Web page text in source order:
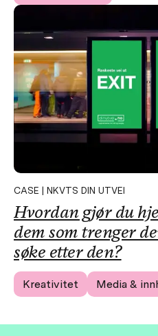
CASE | NKVTS DIN UTVEI
Hvordan gjør du
dem som trenger
søke etter den?
Kreativitet Media &